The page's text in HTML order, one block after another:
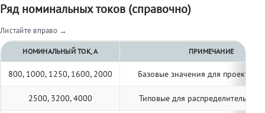
Ряд номинальных токов (справочно)
Листайте вправо →
НОМИНАЛЬНЫЙ ТОК, А ПРИМЕЧАНИЕ
800, 1000, 1250, 1600, 2000 Базовые значения для
2500, 3200, 4000 Типовые для распределительных